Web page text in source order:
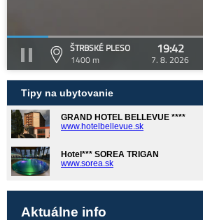
ŠTRBSKÉ PLESO
1400 m
19:42
7. 8. 2026
Tipy na ubytovanie
GRAND HOTEL BELLEVUE ****
www.hotelbellevue.sk
Hotel*** SOREA TRIGAN
www.sorea.sk
Aktuálne info